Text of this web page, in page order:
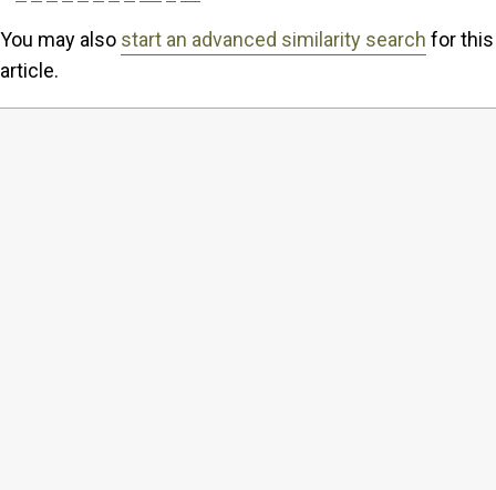
You may also start an advanced similarity search for this
article.